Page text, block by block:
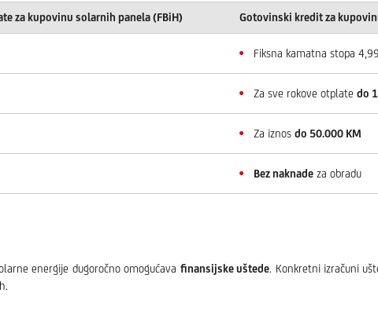
za kupovinu solarnih panela (FBiH) Gotovinski kredit za
Fiksna kamatna stopa
Za sve rokove otplate do
Za iznos do 50.000 KM
Bez naknade za obradu
energije dugoročno omogućava finansijske uštede. Konkretni izračuni